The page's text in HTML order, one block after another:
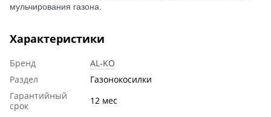
мульчирования газона.
Характеристики
Бренд
AL-KO
Раздел
Газонокосилки
Гарантийный
срок
12 мес